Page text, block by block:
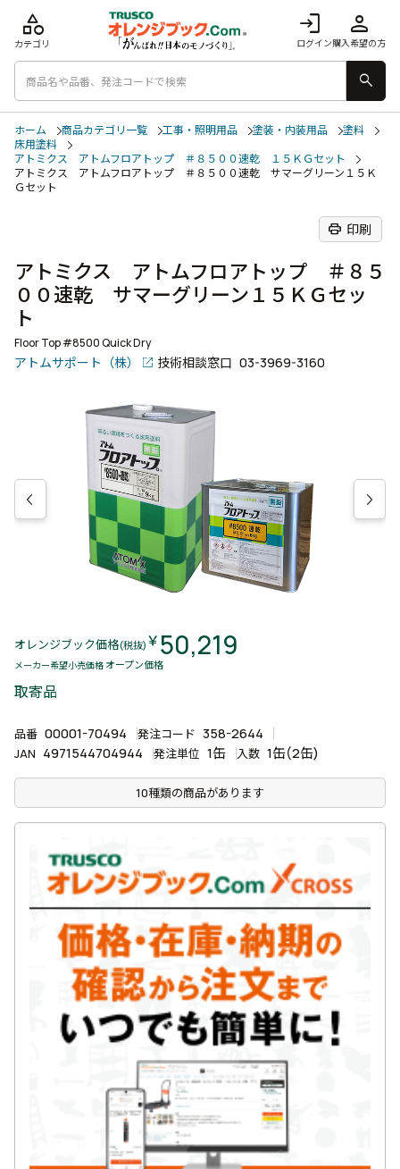
login
ログイン
person
購入希望の方
category
カテゴリ
search
ホーム 商品カテゴリ一覧 工事・照明用品 塗装・内装用品
塗料
床用塗料
アトミクス アトムフロアトップ ＃８５００速乾 １５ＫＧセット
アトミクス アトムフロアトップ ＃８５００速乾 サマーグリーン１５Ｋ
Ｇセット
print 印刷
アトミクス アトムフロアトップ ＃８５
００速乾 サマーグリーン１５ＫＧセッ
ト
Floor Top #8500 Quick Dry
アトムサポート（株） 技術相談窓口 03-3969-3160
オレンジブック価格(税抜) ￥50,219
メーカー希望小売価格 オープン価格
取寄品
品番 00001-70494 発注コード 358-2644
JAN 4971544704944 発注単位 1缶 入数 1缶(2缶)
10種類の商品があります